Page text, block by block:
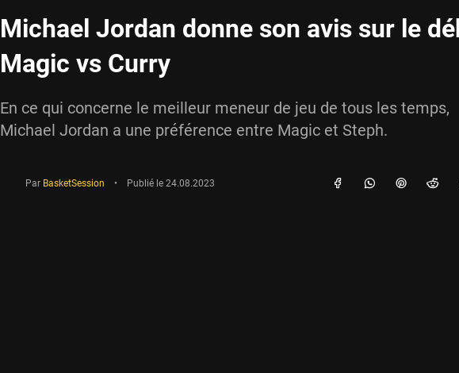
Michael Jordan donne son avis sur le
Magic vs Curry
En ce qui concerne le meilleur meneur de jeu de tous les temps,
Michael Jordan a une préférence entre Magic et Steph.
Par BasketSession • Publié le 24.08.2023